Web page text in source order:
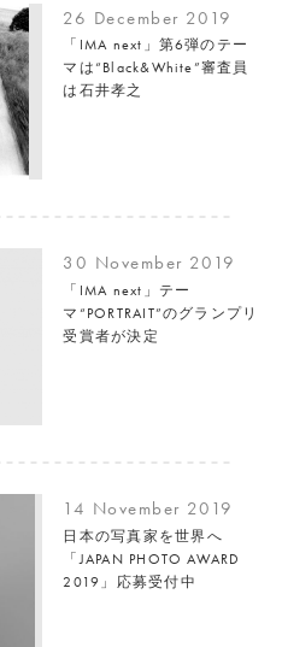
26 December 2019
「IMA next」第6弾のテー
マは“Black&White”審査員
は石井孝之
30 November 2019
「IMA next」テー
マ“PORTRAIT”のグランプリ
受賞者が決定
14 November 2019
日本の写真家を世界へ
「JAPAN PHOTO AWARD
2019」応募受付中